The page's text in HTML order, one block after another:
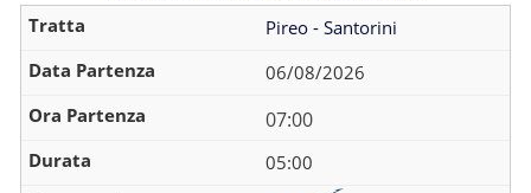
Pireo - Santorini
06/08/2026
07:00
05:00